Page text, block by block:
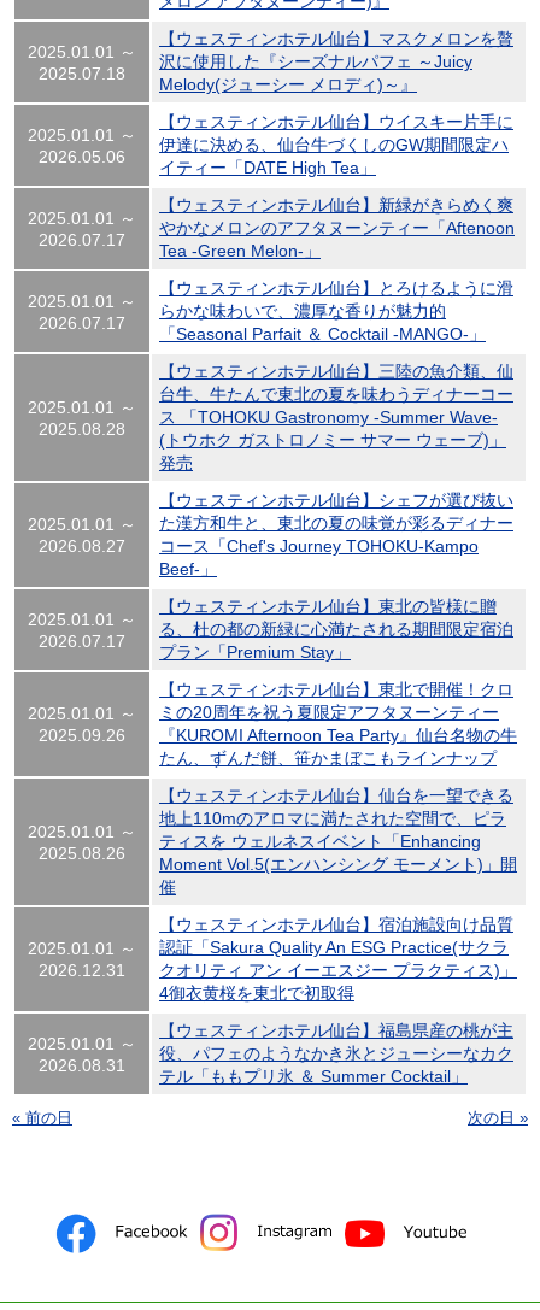
2025.01.01 ～
2025.07.18
【ウェスティンホテル仙台】マスクメロンを贅
沢に使用した『シーズナルパフェ ～Juicy
Melody(ジューシー メロディ)～』
2025.01.01 ～
2026.05.06
【ウェスティンホテル仙台】ウイスキー片手に
伊達に決める、仙台牛づくしのGW期間限定ハ
イティー「DATE High Tea」
2025.01.01 ～
2026.07.17
【ウェスティンホテル仙台】新緑がきらめく爽
やかなメロンのアフタヌーンティー「Aftenoon
Tea -Green Melon-」
2025.01.01 ～
2026.07.17
【ウェスティンホテル仙台】とろけるように滑
らかな味わいで、濃厚な香りが魅力的
「Seasonal Parfait ＆ Cocktail -MANGO-」
2025.01.01 ～
2025.08.28
【ウェスティンホテル仙台】三陸の魚介類、仙
台牛、牛たんで東北の夏を味わうディナーコー
ス 「TOHOKU Gastronomy -Summer Wave-
(トウホク ガストロノミー サマー ウェーブ)」
発売
2025.01.01 ～
2026.08.27
【ウェスティンホテル仙台】シェフが選び抜い
た漢方和牛と、東北の夏の味覚が彩るディナー
コース「Chef's Journey TOHOKU-Kampo
Beef-」
2025.01.01 ～
2026.07.17
【ウェスティンホテル仙台】東北の皆様に贈
る、杜の都の新緑に心満たされる期間限定宿泊
プラン「Premium Stay」
2025.01.01 ～
2025.09.26
【ウェスティンホテル仙台】東北で開催！クロ
ミの20周年を祝う夏限定アフタヌーンティー
『KUROMI Afternoon Tea Party』仙台名物の牛
たん、ずんだ餅、笹かまぼこもラインナップ
2025.01.01 ～
2025.08.26
【ウェスティンホテル仙台】仙台を一望できる
地上110mのアロマに満たされた空間で、ピラ
ティスを ウェルネスイベント「Enhancing
Moment Vol.5(エンハンシング モーメント)」開
催
2025.01.01 ～
2026.12.31
【ウェスティンホテル仙台】宿泊施設向け品質
認証「Sakura Quality An ESG Practice(サクラ
クオリティ アン イーエスジー プラクティス)」
4御衣黄桜を東北で初取得
2025.01.01 ～
2026.08.31
【ウェスティンホテル仙台】福島県産の桃が主
役、パフェのようなかき氷とジューシーなカク
テル「ももプリ氷 ＆ Summer Cocktail」
« 前の日 次の日 »